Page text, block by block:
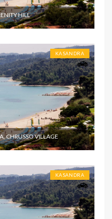
HILL
KASANDRA
CHRUSSO VILLAGE
KASANDRA